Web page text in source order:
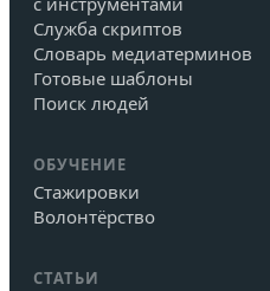
Служба скриптов
Словарь медиатерминов
Готовые шаблоны
Поиск людей
ОБУЧЕНИЕ
Стажировки
Волонтёрство
СТАТЬИ